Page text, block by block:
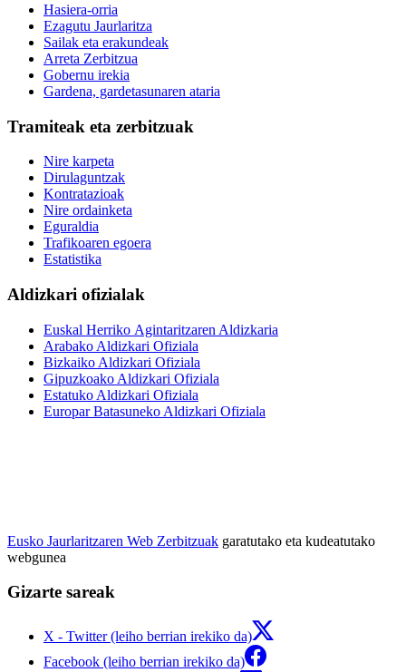
Hasiera-orria
Ezagutu Jaurlaritza
Sailak eta erakundeak
Arreta Zerbitzua
Gobernu irekia
Gardena, gardetasunaren ataria
Tramiteak eta zerbitzuak
Nire karpeta
Dirulaguntzak
Kontratazioak
Nire ordainketa
Eguraldia
Trafikoaren egoera
Estatistika
Aldizkari ofizialak
Euskal Herriko Agintaritzaren Aldizkaria
Arabako Aldizkari Ofiziala
Bizkaiko Aldizkari Ofiziala
Gipuzkoako Aldizkari Ofiziala
Estatuko Aldizkari Ofiziala
Europar Batasuneko Aldizkari Ofiziala
Eusko Jaurlaritzaren Web Zerbitzuak garatutako eta kudeatutako
webgunea
Gizarte sareak
X - Twitter (leiho berrian irekiko da)
Facebook (leiho berrian irekiko da)